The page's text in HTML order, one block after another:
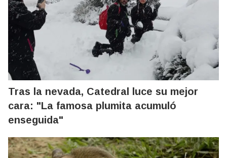
Tras la nevada, Catedral luce su mejor
cara: "La famosa plumita acumuló
enseguida"